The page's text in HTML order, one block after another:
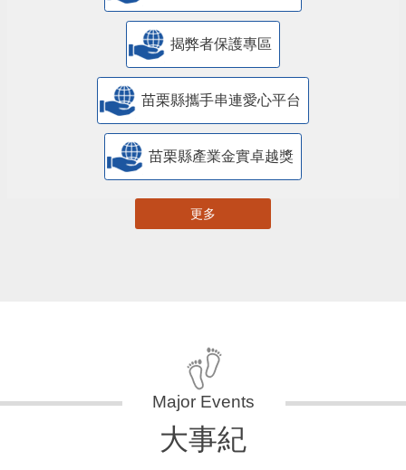
揭弊者保護專區
苗栗縣攜手串連愛心平台
苗栗縣產業金實卓越獎
更多
大事紀